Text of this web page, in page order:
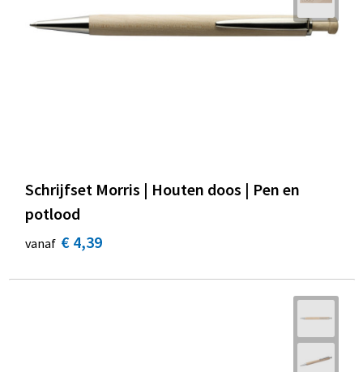
Schrijfset Morris | Houten doos | Pen en
potlood
vanaf € 4,39